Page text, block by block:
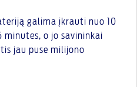
galima įkrauti nuo 10
minutes, o jo savininkai
jau puse milijono